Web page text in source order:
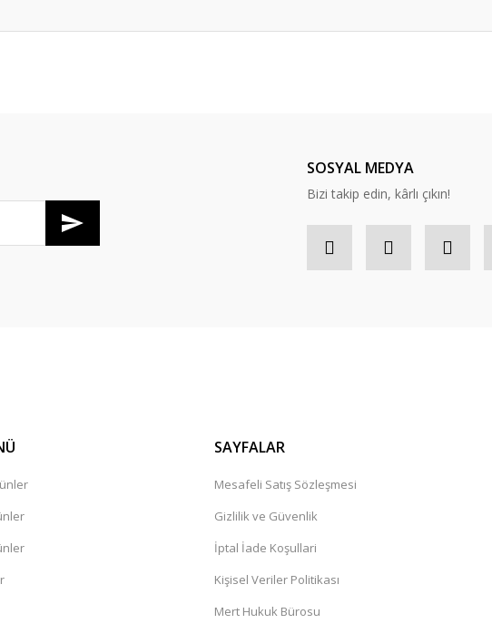
SOSYAL MEDYA
Bizi takip edin, kârlı çıkın!
SAYFALAR
Mesafeli Satış Sözleşmesi
Gizlilik ve Güvenlik
İptal İade Koşullari
Kişisel Veriler Politikası
Mert Hukuk Bürosu